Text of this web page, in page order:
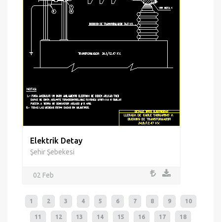
Elektrik Detay
Şehir Şebekesi
02 Feb
1 2 3 4 5 6 7 8 9 10
11 12 13 14 15 16 17 18